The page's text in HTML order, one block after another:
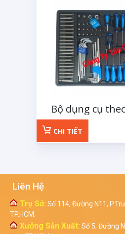
Bộ dụng cụ
75 chi tiết
CHI TIẾT
Liên Hệ
Trụ Sở: Số 114, Đường N11,
TP.HCM.
Xưởng Sản Xuất: Số 5, Đường